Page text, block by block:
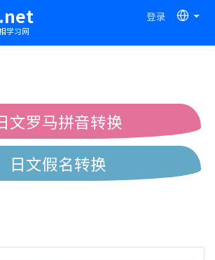
学习网
登录
文罗马拼音转换
日文假名转换
中日汉字互换